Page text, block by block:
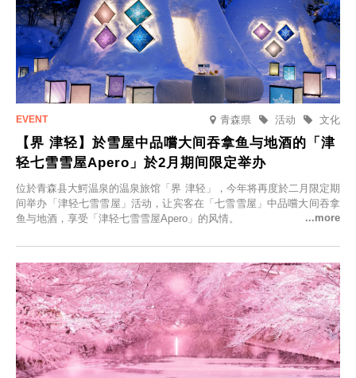
青森県 文化
活动
【界 津轻】於雪屋中品嚐大间吞拿鱼与地酒的「津
轻七雪雪屋Apero」於2月期间限定举办
位於青森县大鰐温泉的温泉旅馆「界 津轻」，今年将再度於二月限定期
间举办「津轻七雪雪屋」活动，让宾客在「七雪雪屋」中品嚐大间吞拿
鱼与地酒，享受「津轻七雪雪屋Apero」的风情。